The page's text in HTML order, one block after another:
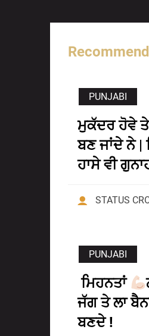
PUNJABI
ਮੁਕੱਦਰ ਹੋਵੇ
ਬਣ ਜਾਂਦੇ ਨੇ |
ਹਾਸੇ ਵੀ
STATUS
PUNJABI
ਮਿਹਨਤਾਂ
ਜੱਗ ਤੇ ਲਾ
ਬਣਦੇ !